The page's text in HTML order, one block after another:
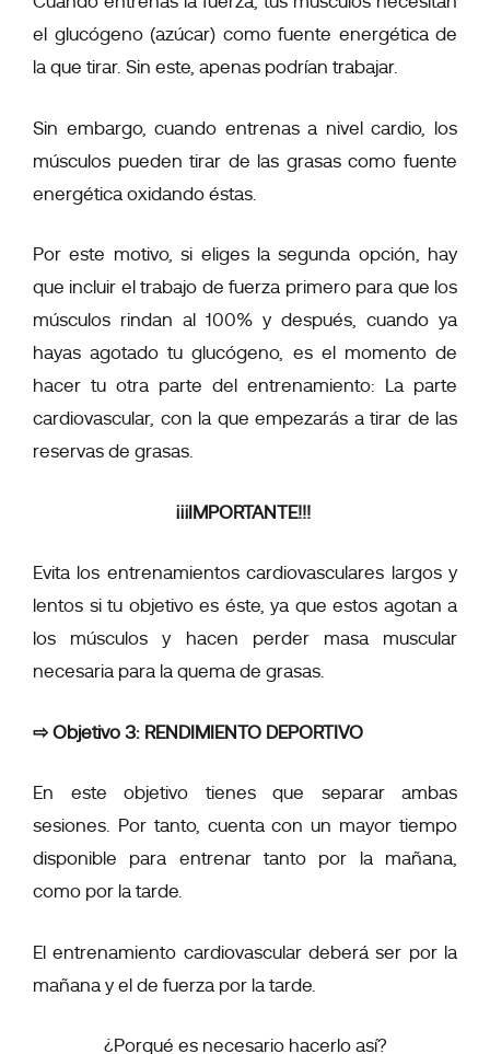
el glucógeno (azúcar) como fuente energética de
la que tirar. Sin este, apenas podrían trabajar.
Sin embargo, cuando entrenas a nivel cardio, los
músculos pueden tirar de las grasas como fuente
energética oxidando éstas.
Por este motivo, si eliges la segunda opción, hay
que incluir el trabajo de fuerza primero para que los
músculos rindan al 100% y después, cuando ya
hayas agotado tu glucógeno, es el momento de
hacer tu otra parte del entrenamiento: La parte
cardiovascular, con la que empezarás a tirar de las
reservas de grasas.
¡¡¡IMPORTANTE!!!
Evita los entrenamientos cardiovasculares largos y
lentos si tu objetivo es éste, ya que estos agotan a
los músculos y hacen perder masa muscular
necesaria para la quema de grasas.
⇨ Objetivo 3: RENDIMIENTO DEPORTIVO
En este objetivo tienes que separar ambas
sesiones. Por tanto, cuenta con un mayor tiempo
disponible para entrenar tanto por la mañana,
como por la tarde.
El entrenamiento cardiovascular deberá ser por la
mañana y el de fuerza por la tarde.
¿Porqué es necesario hacerlo así?